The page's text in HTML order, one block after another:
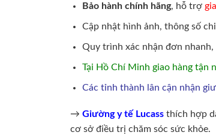
Bảo hành chính hãng, hỗ trợ
Cập nhật hình ảnh, thông số
Quy trình xác nhận đơn nhanh,
Tại Hồ Chí Minh giao hàng tận
Các tỉnh thành lân cận nhận
→ Giường y tế Lucass thích hợp
cơ sở điều trị chăm sóc sức khỏe.